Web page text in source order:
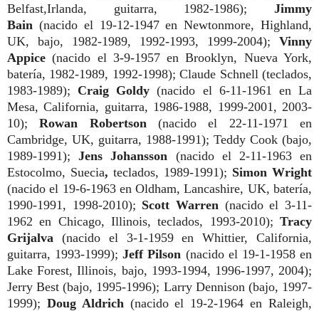
Belfast,Irlanda, guitarra, 1982-1986); Jimmy
Bain (nacido el 19-12-1947 en Newtonmore, Highland,
UK, bajo, 1982-1989, 1992-1993, 1999-2004); Vinny
Appice (nacido el 3-9-1957 en Brooklyn, Nueva York,
batería, 1982-1989, 1992-1998); Claude Schnell (teclados,
1983-1989); Craig Goldy (nacido el 6-11-1961 en La
Mesa, California, guitarra, 1986-1988, 1999-2001, 2003-
10);Rowan Robertson
(nacido el 22-11-1971 en
Cambridge, UK, guitarra, 1988-1991); Teddy Cook (bajo,
1989-1991);Jens Johansson (nacido el 2-11-1963 en
Estocolmo, Suecia, teclados, 1989-1991); Simon Wright
(nacido el 19-6-1963 en Oldham, Lancashire, UK, batería,
1990-1991, 1998-2010); Scott Warren (nacido el 3-11-
1962 en Chicago, Illinois, teclados, 1993-2010); Tracy
Grijalva (nacido el 3-1-1959 en Whittier, California,
guitarra, 1993-1999);Jeff Pilson (nacido el 19-1-1958 en
Lake Forest, Illinois, bajo, 1993-1994, 1996-1997, 2004);
Jerry Best (bajo, 1995-1996); Larry Dennison (bajo, 1997-
1999); Doug Aldrich (nacido el 19-2-1964 en Raleigh,